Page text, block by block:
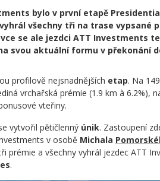
bylo v první etapě
všechny tři na trase vypsané
se ale jezdci ATT Investments
svou aktuální formu v překonání
profilově nejsnadnějších etap. Na
vrchařská prémie (1.9 km à 6.2%),
vteřiny.
vytvořil pětičlenný únik. Zastoupení
v osobě Michala
prémie a všechny vyhrál jezdec ATT
.